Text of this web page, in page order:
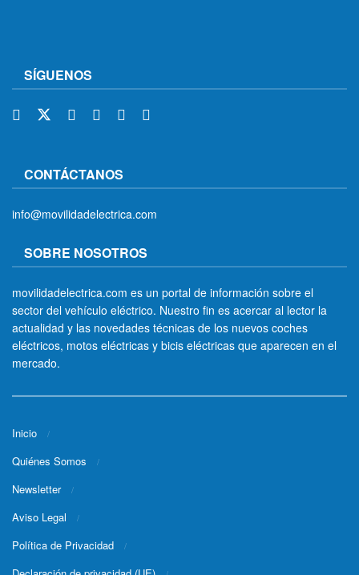
SÍGUENOS
CONTÁCTANOS
info@movilidadelectrica.com
SOBRE NOSOTROS
movilidadelectrica.com es un portal de información sobre el
sector del vehículo eléctrico. Nuestro fin es acercar al lector la
actualidad y las novedades técnicas de los nuevos coches
eléctricos, motos eléctricas y bicis eléctricas que aparecen en el
mercado.
Inicio
Quiénes Somos
Newsletter
Aviso Legal
Política de Privacidad